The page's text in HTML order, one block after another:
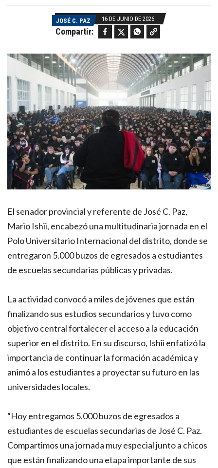
JOSÉ C. PAZ 16 DE JUNIO DE 2026
Compartir: Facebook Twitter WhatsApp Copy link
El senador provincial y referente de José C. Paz,
Mario Ishii, encabezó una multitudinaria jornada en el
Polo Universitario Internacional del distrito, donde se
entregaron 5.000 buzos de egresados a estudiantes
de escuelas secundarias públicas y privadas.
La actividad convocó a miles de jóvenes que están
finalizando sus estudios secundarios y tuvo como
objetivo central fortalecer el acceso a la educación
superior en el distrito. En su discurso, Ishii enfatizó la
importancia de continuar la formación académica y
animó a los estudiantes a proyectar su futuro en las
universidades locales.
“Hoy entregamos 5.000 buzos de egresados a
estudiantes de escuelas secundarias de José C. Paz.
Compartimos una jornada muy especial junto a chicos
que están finalizando una etapa importante de sus